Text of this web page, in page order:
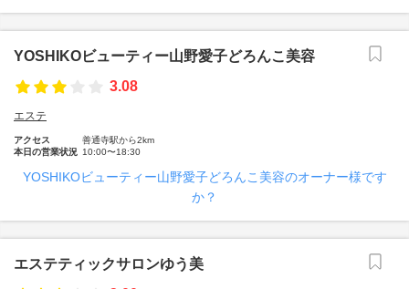
YOSHIKOビューティー山野愛子どろんこ美容
3.08
エステ
アクセス
善通寺駅から2km
本日の営業状況 10:00〜18:30
YOSHIKOビューティー山野愛子どろんこ美容のオーナー様です
か？
エステティックサロンゆう美